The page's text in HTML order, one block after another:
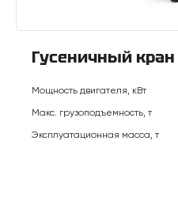
Гусеничный кран
Мощность двигателя, кВт
Макс. грузоподъемность, т
Эксплуатационная масса, т